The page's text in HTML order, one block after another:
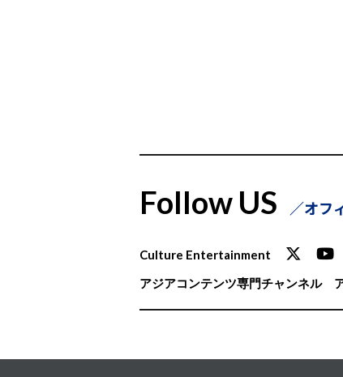
Follow US オフ
Culture Entertainment
アジアコンテンツ専門チャンネル